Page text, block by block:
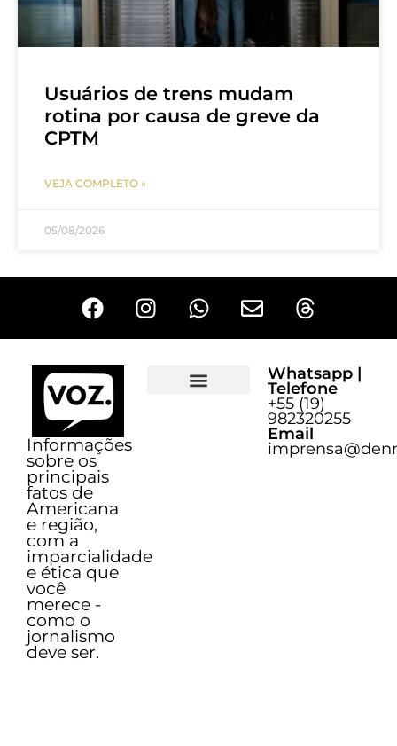
Usuários de trens mudam
rotina por causa de greve da
CPTM
VEJA COMPLETO »
05/08/2026
Informações
sobre os
principais
fatos de
Americana
e região,
com a
imparcialidade
e ética que
você
merece -
como o
jornalismo
deve ser.
Whatsapp |
Telefone
+55 (19)
982320255
Email